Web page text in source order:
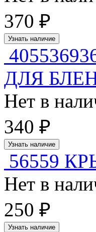
370 ₽
Узнать наличие
ДЛЯ
Нет в
340 ₽
Узнать наличие
56559
Нет в
250 ₽
Узнать наличие